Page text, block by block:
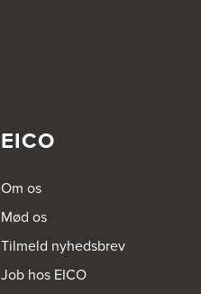
EICO
Om os
Mød os
Tilmeld nyhedsbrev
Job hos EICO